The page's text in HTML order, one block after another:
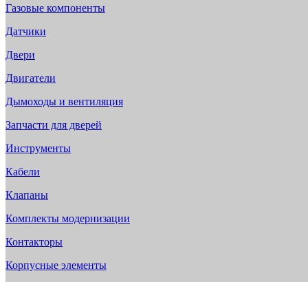
Газовые компоненты
Датчики
Двери
Двигатели
Дымоходы и вентиляция
Запчасти для дверей
Инструменты
Кабели
Клапаны
Комплекты модернизации
Контакторы
Корпусные элементы